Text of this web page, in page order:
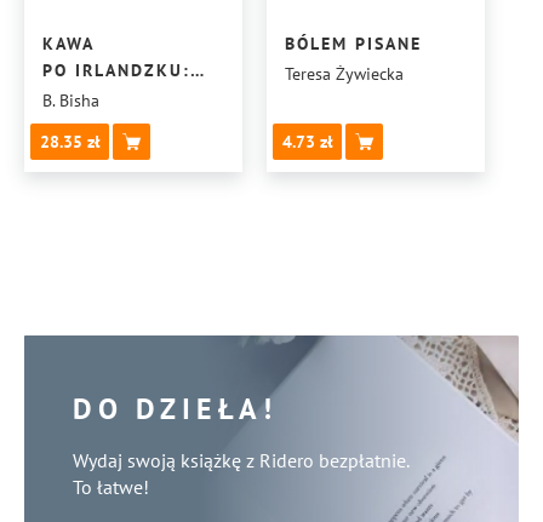
KAWA
PO IRLANDZKU:
AKT II
B. Bisha
28.35
BÓLEM PISANE
Teresa Żywiecka
4.73
DO DZIEŁA!
Wydaj swoją książkę z Ridero bezpłatnie.
To łatwe!